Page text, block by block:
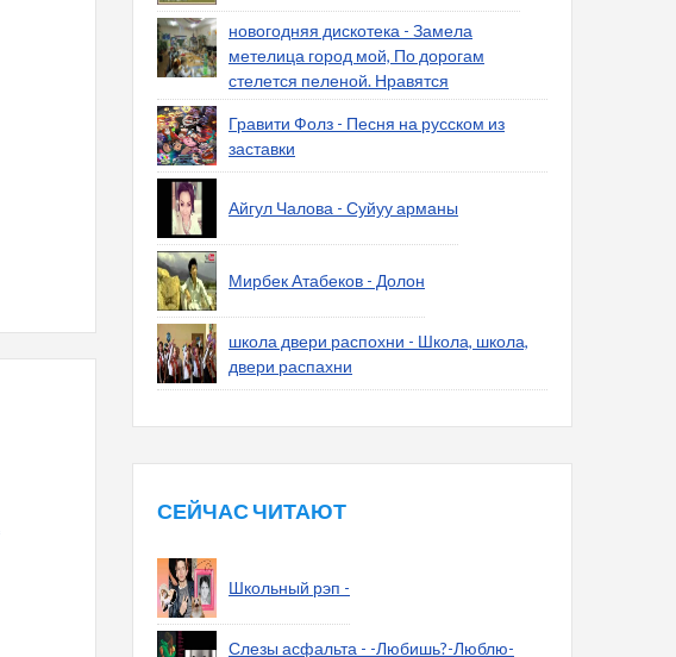
новогодняя дискотека - Замела
метелица город мой, По дорогам
стелется пеленой. Нравятся
Гравити Фолз - Песня на русском из
заставки
Айгул Чалова - Суйуу арманы
Мирбек Атабеков - Долон
школа двери распохни - Школа, школа,
двери распахни
СЕЙЧАС ЧИТАЮТ
Школьный рэп -
Слезы асфальта - -Любишь?-Люблю-